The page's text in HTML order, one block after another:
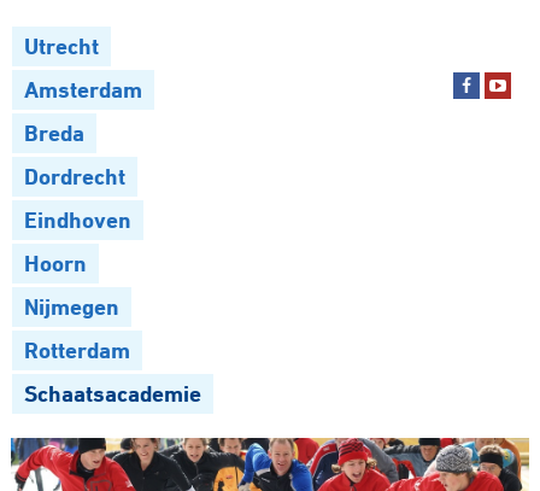
Utrecht
Amsterdam
Breda
Dordrecht
Eindhoven
Hoorn
Nijmegen
Rotterdam
Schaatsacademie